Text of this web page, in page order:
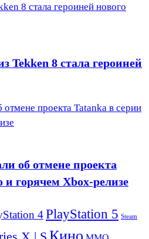
8 стала героиней нового
Tekken 8 стала героиней
проекта Tatanka в серии
об отмене проекта
и горячем Xbox-релизе
4PlayStation 5 Steam